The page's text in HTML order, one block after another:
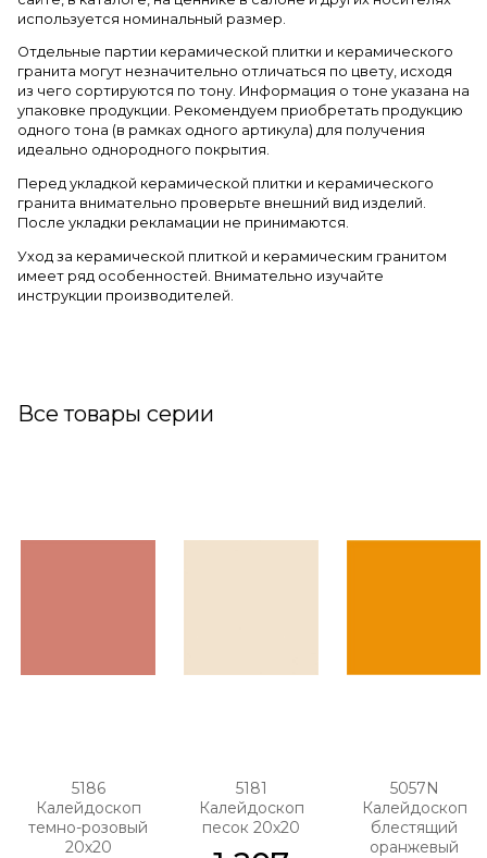
используется номинальный размер.
Отдельные партии керамической плитки и керамического
гранита могут незначительно отличаться по цвету, исходя
из чего сортируются по тону. Информация о тоне указана на
упаковке продукции. Рекомендуем приобретать продукцию
одного тона (в рамках одного артикула) для получения
идеально однородного покрытия.
Перед укладкой керамической плитки и керамического
гранита внимательно проверьте внешний вид изделий.
После укладки рекламации не принимаются.
Уход за керамической плиткой и керамическим гранитом
имеет ряд особенностей. Внимательно изучайте
инструкции производителей.
Все товары серии
5186
Калейдоскоп
темно-розовый
20х20
5181
Калейдоскоп
песок 20х20
5057N
Калейдоскоп
блестящий
оранжевый